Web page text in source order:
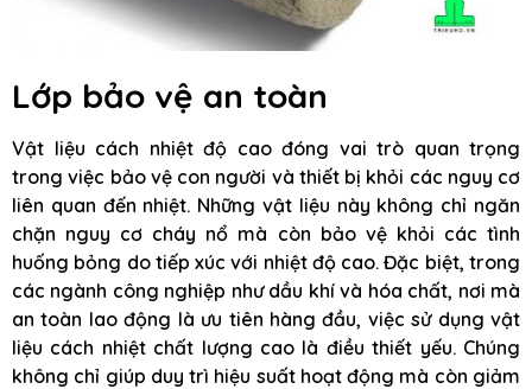
Lớp bảo vệ an toàn
Vật liệu cách nhiệt độ cao đóng vai trò quan trọng
trong việc bảo vệ con người và thiết bị khỏi các nguy cơ
liên quan đến nhiệt. Những vật liệu này không chỉ ngăn
chặn nguy cơ cháy nổ mà còn bảo vệ khỏi các tình
huống bỏng do tiếp xúc với nhiệt độ cao. Đặc biệt, trong
các ngành công nghiệp như dầu khí và hóa chất, nơi mà
an toàn lao động là ưu tiên hàng đầu, việc sử dụng vật
liệu cách nhiệt chất lượng cao là điều thiết yếu. Chúng
không chỉ giúp duy trì hiệu suất hoạt động mà còn giảm